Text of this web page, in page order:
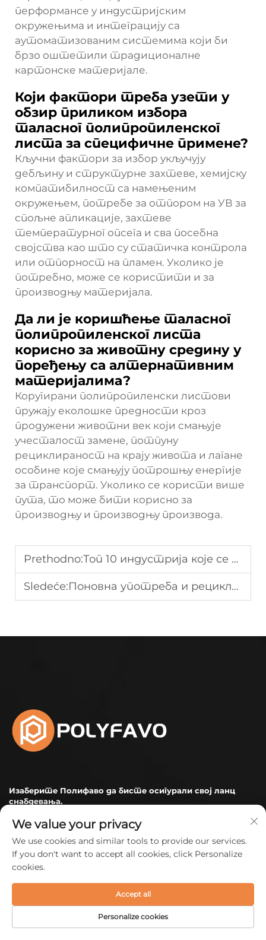
перформансе у индустријским
окружењима и интеграцију са
аутоматизованим системима који би
брзо оштетили традиционалне
картонске материјале.
Који фактори треба узети у
обзир приликом избора
таласног полипропиленског
листа за специфичне примене?
Кључни фактори за избор укључују
дебљину и структурне захтеве, хемијску
компатибилност са намењеним
окружењем, потребе за отпором на УВ за
спољне апликације, захтеве
температурног опсега и сва посебна
својства као што су статичка контрола
или отпорност на пламен. Уколико је
потребно, може се користити и за
производњу материјала.
Да ли је коришћење таласног
полипропиленског листа
корисно за животну средину у
поређењу са алтернативним
материјалима?
Коругирани полипропиленски листови
пружају еколошке предности кроз
продужени животни век који смањује
учесталост замене, потпуну
рециклираност на крају живота и лагане
особине које смањују потрошњу енергије
за транспорт. Уколико се користи више
пута, то може бити корисно за
производњу и производњу производа.
Prethodno:Топ 10 индустрија које се ослањају на пластична палетна пакета
Sledeće:Поновна употреба и рециклажа кутија за паковање Гејлорда: Одрживе праксе
Изаберите Полифаво да бисте осигурали свој ланц
снабдевања.
Наша компанија
PROIZVODI
O nama
We value your privacy
We use cookies and similar tools to provide our services.
If you don't want to accept all cookies, click Personalize
cookies.
Personalize cookies
Accept all